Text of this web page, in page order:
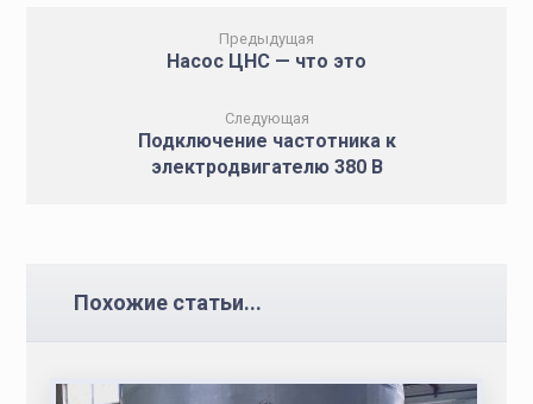
Предыдущая
Насос ЦНС — что это
Следующая
Подключение частотника к
электродвигателю 380 B
Похожие статьи...